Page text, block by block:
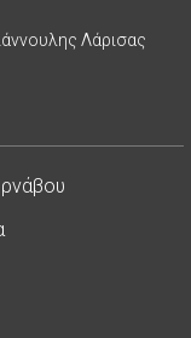
Λάρισας